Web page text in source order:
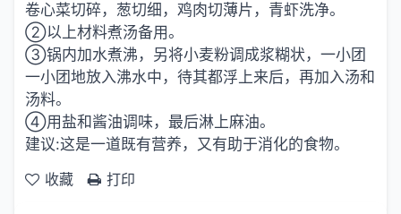
卷心菜切碎，葱切细，鸡肉切薄片，青虾洗净。
②以上材料煮汤备用。
③锅内加水煮沸，另将小麦粉调成浆糊状，一小团
一小团地放入沸水中，待其都浮上来后，再加入汤和
汤料。
④用盐和酱油调味，最后淋上麻油。
建议:这是一道既有营养，又有助于消化的食物。
收藏
打印